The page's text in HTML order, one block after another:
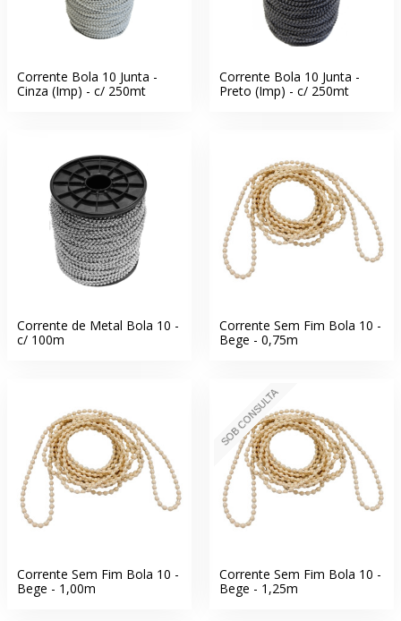
Corrente Bola 10 Junta -
Cinza (Imp) - c/ 250mt
Corrente Bola 10 Junta -
Preto (Imp) - c/ 250mt
Corrente de Metal Bola 10 -
c/ 100m
Corrente Sem Fim Bola 10 -
Bege - 0,75m
Corrente Sem Fim Bola 10 -
Bege - 1,00m
SOB CONSULTA
Corrente Sem Fim Bola 10 -
Bege - 1,25m